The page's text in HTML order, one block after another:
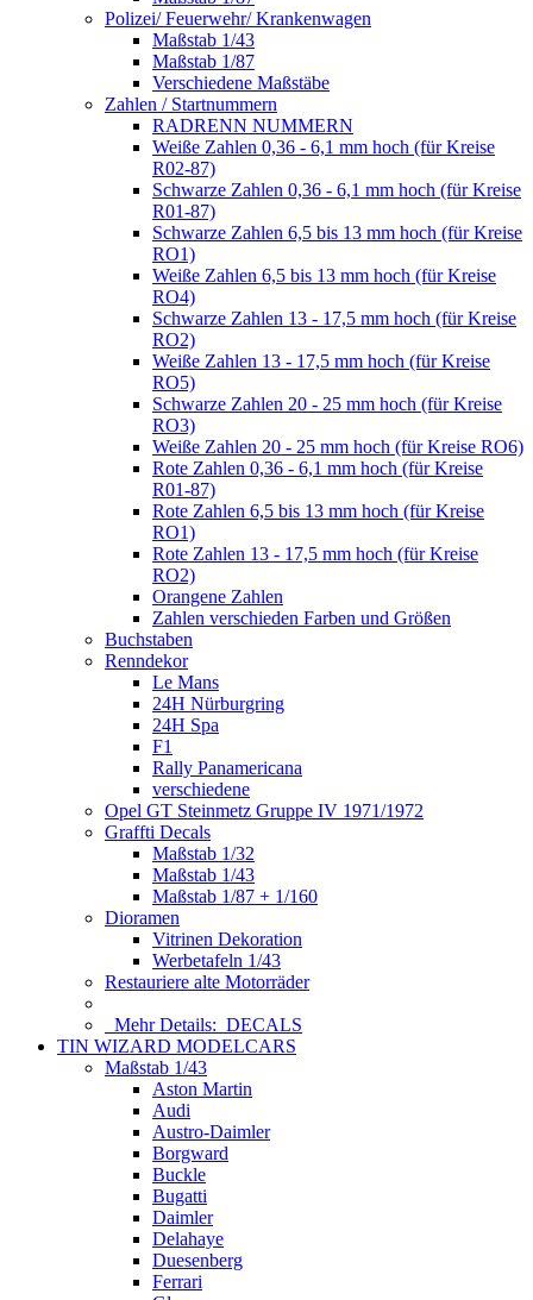
Polizei/ Feuerwehr/ Krankenwagen
Maßstab 1/43
Maßstab 1/87
Verschiedene Maßstäbe
Zahlen / Startnummern
RADRENN NUMMERN
Weiße Zahlen 0,36 - 6,1 mm hoch (für Kreise
R02-87)
Schwarze Zahlen 0,36 - 6,1 mm hoch (für Kreise
R01-87)
Schwarze Zahlen 6,5 bis 13 mm hoch (für Kreise
RO1)
Weiße Zahlen 6,5 bis 13 mm hoch (für Kreise
RO4)
Schwarze Zahlen 13 - 17,5 mm hoch (für Kreise
RO2)
Weiße Zahlen 13 - 17,5 mm hoch (für Kreise
RO5)
Schwarze Zahlen 20 - 25 mm hoch (für Kreise
RO3)
Weiße Zahlen 20 - 25 mm hoch (für Kreise RO6)
Rote Zahlen 0,36 - 6,1 mm hoch (für Kreise
R01-87)
Rote Zahlen 6,5 bis 13 mm hoch (für Kreise
RO1)
Rote Zahlen 13 - 17,5 mm hoch (für Kreise
RO2)
Orangene Zahlen
Zahlen verschieden Farben und Größen
Buchstaben
Renndekor
Le Mans
24H Nürburgring
24H Spa
F1
Rally Panamericana
verschiedene
Opel GT Steinmetz Gruppe IV 1971/1972
Graffti Decals
Maßstab 1/32
Maßstab 1/43
Maßstab 1/87 + 1/160
Dioramen
Vitrinen Dekoration
Werbetafeln 1/43
Restauriere alte Motorräder
Mehr Details: DECALS
TIN WIZARD MODELCARS
Maßstab 1/43
Aston Martin
Audi
Austro-Daimler
Borgward
Buckle
Bugatti
Daimler
Delahaye
Duesenberg
Ferrari